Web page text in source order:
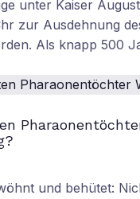
unter Kaiser
zur Ausdehnung
Als knapp 500
und behütet: